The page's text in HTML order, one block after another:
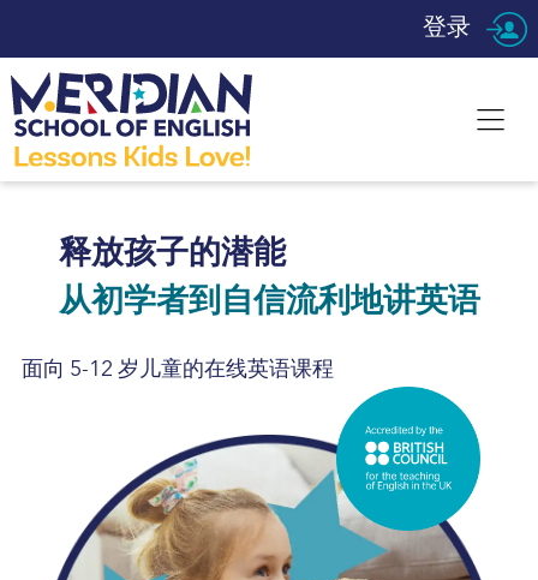
登录
释放孩子的潜能
从初学者到自信流利地讲英语
面向 5-12 岁儿童的在线英语课程